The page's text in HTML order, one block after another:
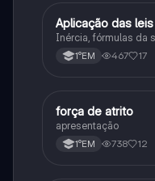
Física
Aplicação das
Inércia, fórmulas da
1°EM 467 17
Física
força de atrito
apresentação
1°EM 738 12